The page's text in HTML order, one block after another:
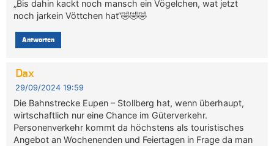
„Bis dahin kackt noch mansch ein Vögelchen, wat jetzt
noch jarkein Vöttchen hat“🤣🤣🤣
Antworten
Dax
29/09/2024 19:59
Die Bahnstrecke Eupen – Stollberg hat, wenn überhaupt,
wirtschaftlich nur eine Chance im Güterverkehr.
Personenverkehr kommt da höchstens als touristisches
Angebot an Wochenenden und Feiertagen in Frage da man